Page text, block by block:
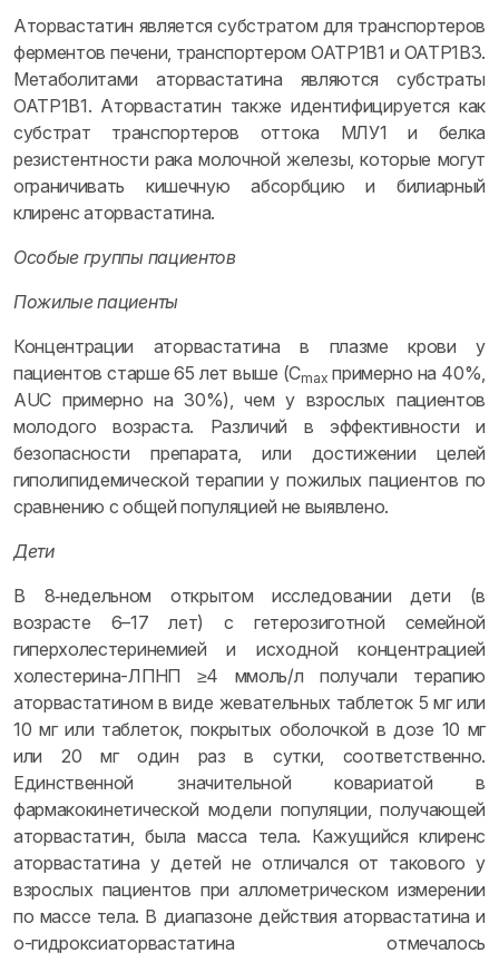
Аторвастатин является субстратом для транспортеров
ферментов печени, транспортером OATP1B1 и OATP1B3.
Метаболитами аторвастатина являются субстраты
OATP1B1. Аторвастатин также идентифицируется как
субстрат транспортеров оттока МЛУ1 и белка
резистентности рака молочной железы, которые могут
ограничивать кишечную абсорбцию и билиарный
клиренс аторвастатина.
Особые группы пациентов
Пожилые пациенты
Концентрации аторвастатина в плазме крови у
пациентов старше 65 лет выше (Cmax примерно на 40%,
AUC примерно на 30%), чем у взрослых пациентов
молодого возраста. Различий в эффективности и
безопасности препарата, или достижении целей
гиполипидемической терапии у пожилых пациентов по
сравнению с общей популяцией не выявлено.
Дети
В 8‑недельном открытом исследовании дети (в
возрасте 6–17 лет) с гетерозиготной семейной
гиперхолестеринемией и исходной концентрацией
холестерина-ЛПНП ≥4 ммоль/л получали терапию
аторвастатином в виде жевательных таблеток 5 мг или
10 мг или таблеток, покрытых оболочкой в дозе 10 мг
или 20 мг один раз в сутки, соответственно.
Единственной значительной ковариатой в
фармакокинетической модели популяции, получающей
аторвастатин, была масса тела. Кажущийся клиренс
аторвастатина у детей не отличался от такового у
взрослых пациентов при аллометрическом измерении
по массе тела. В диапазоне действия аторвастатина и
о-гидроксиаторвастатина отмечалось